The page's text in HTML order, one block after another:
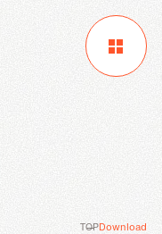
ニュース
TOPDownload